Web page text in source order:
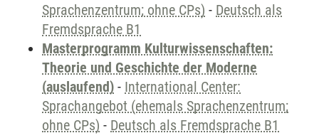
Sprachenzentrum; ohne CPs) - Deutsch als
Fremdsprache B1
Masterprogramm Kulturwissenschaften:
Theorie und Geschichte der Moderne
(auslaufend) - International Center:
Sprachangebot (ehemals Sprachenzentrum;
ohne CPs) - Deutsch als Fremdsprache B1